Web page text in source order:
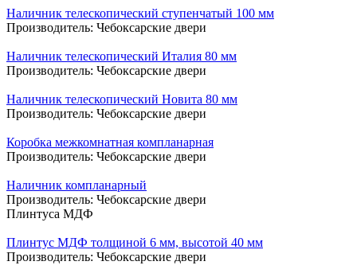
Наличник телескопический ступенчатый 100 мм
Производитель: Чебоксарские двери
Наличник телескопический Италия 80 мм
Производитель: Чебоксарские двери
Наличник телескопический Новита 80 мм
Производитель: Чебоксарские двери
Коробка межкомнатная компланарная
Производитель: Чебоксарские двери
Наличник компланарный
Производитель: Чебоксарские двери
Плинтуса МДФ
Плинтус МДФ толщиной 6 мм, высотой 40 мм
Производитель: Чебоксарские двери